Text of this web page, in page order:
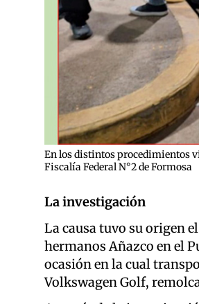
En los distintos procedimientos
Fiscalía Federal N°2 de Formosa
La investigación
La causa tuvo su origen
hermanos Añazco en el
ocasión en la cual
Volkswagen Golf,